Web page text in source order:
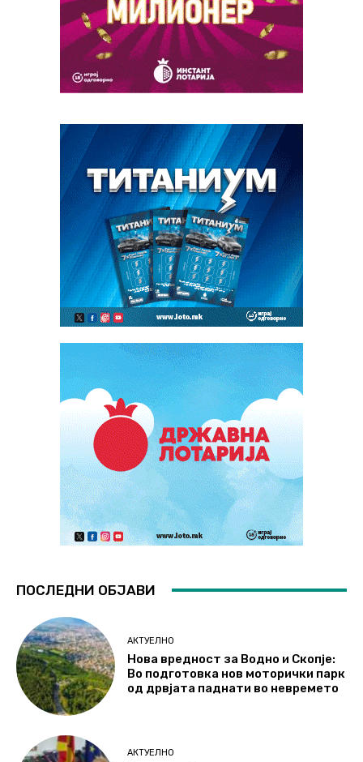
ПОСЛЕДНИ ОБЈАВИ
АКТУЕЛНО
Нова вредност за Водно и Скопје:
Во подготовка нов моторички парк
од дрвјата паднати во невремето
АКТУЕЛНО